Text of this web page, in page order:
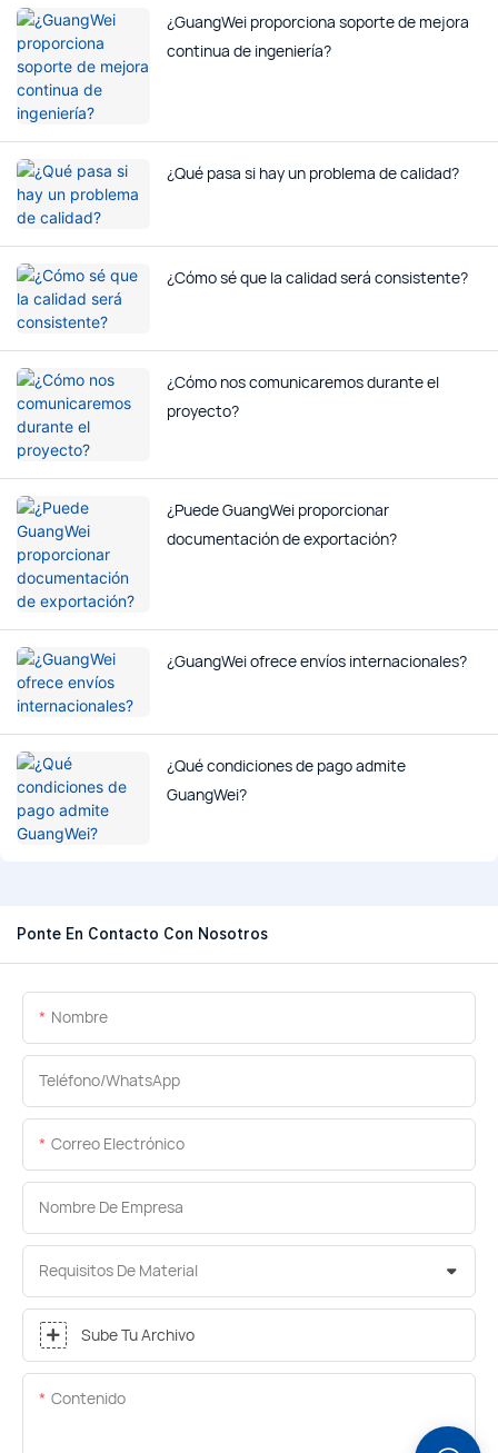
¿GuangWei proporciona soporte de mejora
continua de ingeniería?
¿Qué pasa si hay un problema de calidad?
¿Cómo sé que la calidad será consistente?
¿Cómo nos comunicaremos durante el
proyecto?
¿Puede GuangWei proporcionar
documentación de exportación?
¿GuangWei ofrece envíos internacionales?
¿Qué condiciones de pago admite
GuangWei?
Ponte En Contacto Con Nosotros
Nombre
Teléfono/WhatsApp
Correo Electrónico
Nombre De Empresa
Requisitos De Material
Sube Tu Archivo
Contenido